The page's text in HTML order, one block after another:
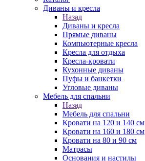
Диваны и кресла
Назад
Диваны и кресла
Прямые диваны
Компьютерные кресла
Кресла для отдыха
Кресла-кровати
Кухонные диваны
Пуфы и банкетки
Угловые диваны
Мебель для спальни
Назад
Мебель для спальни
Кровати на 120 и 140 см
Кровати на 160 и 180 см
Кровати на 80 и 90 см
Матрасы
Основания и настилы